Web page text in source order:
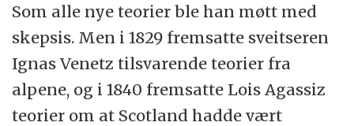
Som alle nye teorier ble han møtt med
skepsis. Men i 1829 fremsatte sveitseren
Ignas Venetz tilsvarende teorier fra
alpene, og i 1840 fremsatte Lois Agassiz
teorier om at Scotland hadde vært